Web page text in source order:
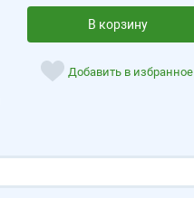
В корзину
Добавить в избранное